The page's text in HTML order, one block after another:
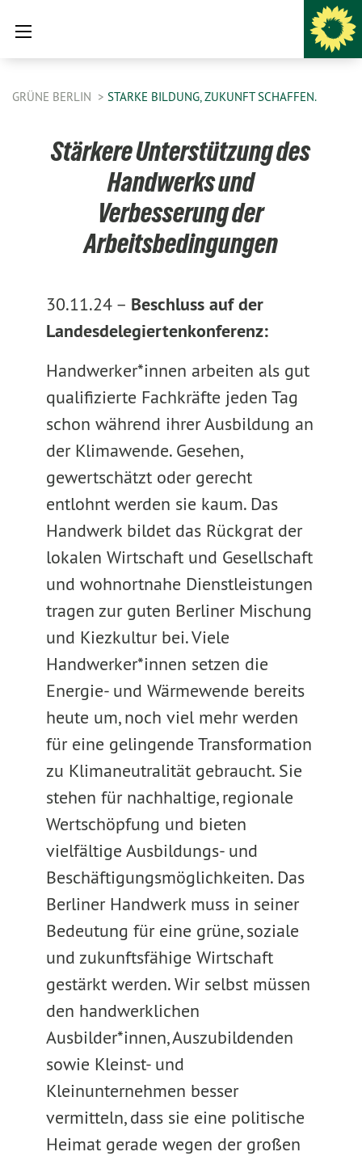
GRÜNE BERLIN STARKE BILDUNG, ZUKUNFT SCHAFFEN.
Stärkere Unterstützung des
Handwerks und
Verbesserung der
Arbeitsbedingungen
30.11.24 – Beschluss auf der
Landesdelegiertenkonferenz:
Handwerker*innen arbeiten als gut
qualifizierte Fachkräfte jeden Tag
schon während ihrer Ausbildung an
der Klimawende. Gesehen,
gewertschätzt oder gerecht
entlohnt werden sie kaum. Das
Handwerk bildet das Rückgrat der
lokalen Wirtschaft und Gesellschaft
und wohnortnahe Dienstleistungen
tragen zur guten Berliner Mischung
und Kiezkultur bei. Viele
Handwerker*innen setzen die
Energie- und Wärmewende bereits
heute um, noch viel mehr werden
für eine gelingende Transformation
zu Klimaneutralität gebraucht. Sie
stehen für nachhaltige, regionale
Wertschöpfung und bieten
vielfältige Ausbildungs- und
Beschäftigungsmöglichkeiten. Das
Berliner Handwerk muss in seiner
Bedeutung für eine grüne, soziale
und zukunftsfähige Wirtschaft
gestärkt werden. Wir selbst müssen
den handwerklichen
Ausbilder*innen, Auszubildenden
sowie Kleinst- und
Kleinunternehmen besser
vermitteln, dass sie eine politische
Heimat gerade wegen der großen